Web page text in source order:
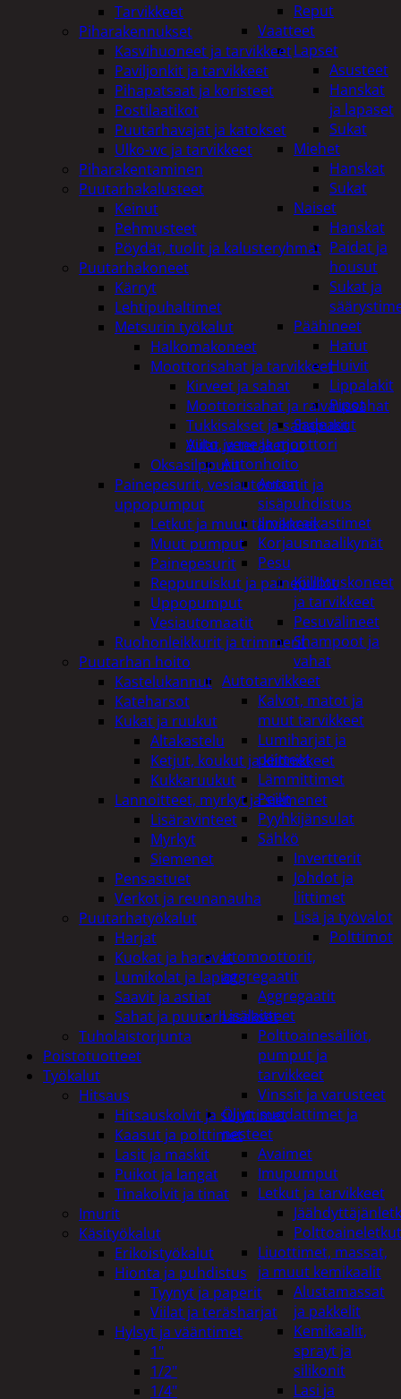
Reput
Vaatteet
Lapset
Asusteet
Hanskat
ja lapaset
Sukat
Miehet
Hanskat
Sukat
Naiset
Hanskat
Paidat ja
housut
Sukat ja
Päähineet
Hatut
Huivit
Lippalakit
Pipot
Sadeasut
Auto, vene ja moottori
Autonhoito
Auton
sisäpuhdistus
Ilmanraikastimet
Korjausmaalikynät
Pesu
Kiillotuskoneet
ja tarvikkeet
Pesuvälineet
Shampoot ja
vahat
Autotarvikkeet
Kalvot, matot ja
muut tarvikkeet
Lumiharjat ja
peitteet
Lämmittimet
Peilit
Pyyhkijänsulat
Sähkö
Invertterit
Johdot ja
liittimet
Lisä ja työvalot
Polttimot
Irtomoottorit,
aggregaatit
Aggregaatit
Lisälaitteet
Polttoainesäiliöt,
pumput ja
tarvikkeet
Vinssit ja varusteet
Öljyt, suodattimet ja
nesteet
Avaimet
Imupumput
Letkut ja tarvikkeet
Polttoaineletkut
Liuottimet, massat,
ja muut kemikaalit
Alustamassat
ja pakkelit
Kemikaalit,
sprayt ja
silikonit
Lasi ja
Tarvikkeet
Piharakennukset
Kasvihuoneet ja tarvikkeet
Paviljonkit ja tarvikkeet
Pihapatsaat ja koristeet
Postilaatikot
Puutarhavajat ja katokset
Ulko-wc ja tarvikkeet
Piharakentaminen
Puutarhakalusteet
Keinut
Pehmusteet
Pöydät, tuolit ja kalusteryhmät
Puutarhakoneet
Kärryt
Lehtipuhaltimet
Metsurin työkalut
Halkomakoneet
Moottorisahat ja tarvikkeet
Kirveet ja sahat
Moottorisahat ja raivaussahat
Tukkisakset ja sahapukit
Viilat ja teräketjut
Oksasilppurit
Painepesurit, vesiautomaatit ja
uppopumput
Letkut ja muut tarvikkeet
Muut pumput
Painepesurit
Reppuruiskut ja painepullot
Uppopumput
Vesiautomaatit
Ruohonleikkurit ja trimmerit
Puutarhan hoito
Kastelukannut
Kateharsot
Kukat ja ruukut
Altakastelu
Ketjut, koukut ja kiinnikkeet
Kukkaruukut
Lannoitteet, myrkyt ja siemenet
Lisäravinteet
Myrkyt
Siemenet
Pensastuet
Verkot ja reunanauha
Puutarhatyökalut
Harjat
Kuokat ja haravat
Lumikolat ja lapiot
Saavit ja astiat
Sahat ja puutarhasakset
Tuholaistorjunta
Poistotuotteet
Työkalut
Hitsaus
Hitsauskolvit ja suuttimet
Kaasut ja polttimet
Lasit ja maskit
Puikot ja langat
Tinakolvit ja tinat
Imurit
Käsityökalut
Erikoistyökalut
Hionta ja puhdistus
Tyynyt ja paperit
Viilat ja teräsharjat
Hylsyt ja vääntimet
1"
1/2"
1/4"